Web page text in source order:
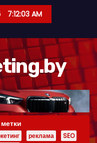
7:12:04 AM
реклама
SEO